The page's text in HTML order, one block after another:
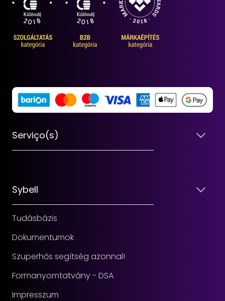
Serviço(s)
Sybell
Tudásbázis
Dokumentumok
Szuperhős segítség azonnal!
Formanyomtatvány - DSA
Impresszum